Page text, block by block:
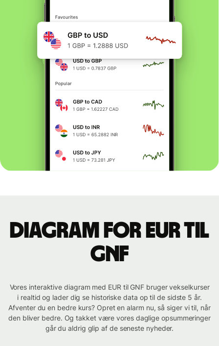
Diagram for EUR til
GNF
Vores interaktive diagram med EUR til GNF bruger vekselkurser
i realtid og lader dig se historiske data op til de sidste 5 år.
Afventer du en bedre kurs? Opret en alarm nu, så siger vi til, når
den bliver bedre. Og takket være vores daglige opsummeringer
går du aldrig glip af de seneste nyheder.